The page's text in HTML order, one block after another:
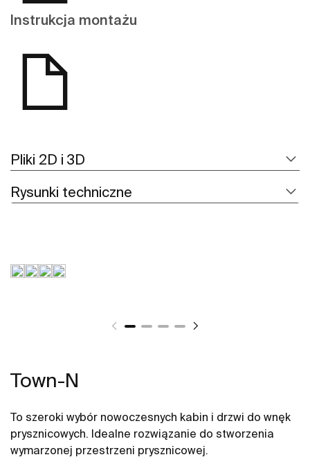
Instrukcja montażu
Pliki 2D i 3D
Rysunki techniczne
Town-N
To szeroki wybór nowoczesnych kabin i drzwi do wnęk
prysznicowych. Idealne rozwiązanie do stworzenia
wymarzonej przestrzeni prysznicowej.